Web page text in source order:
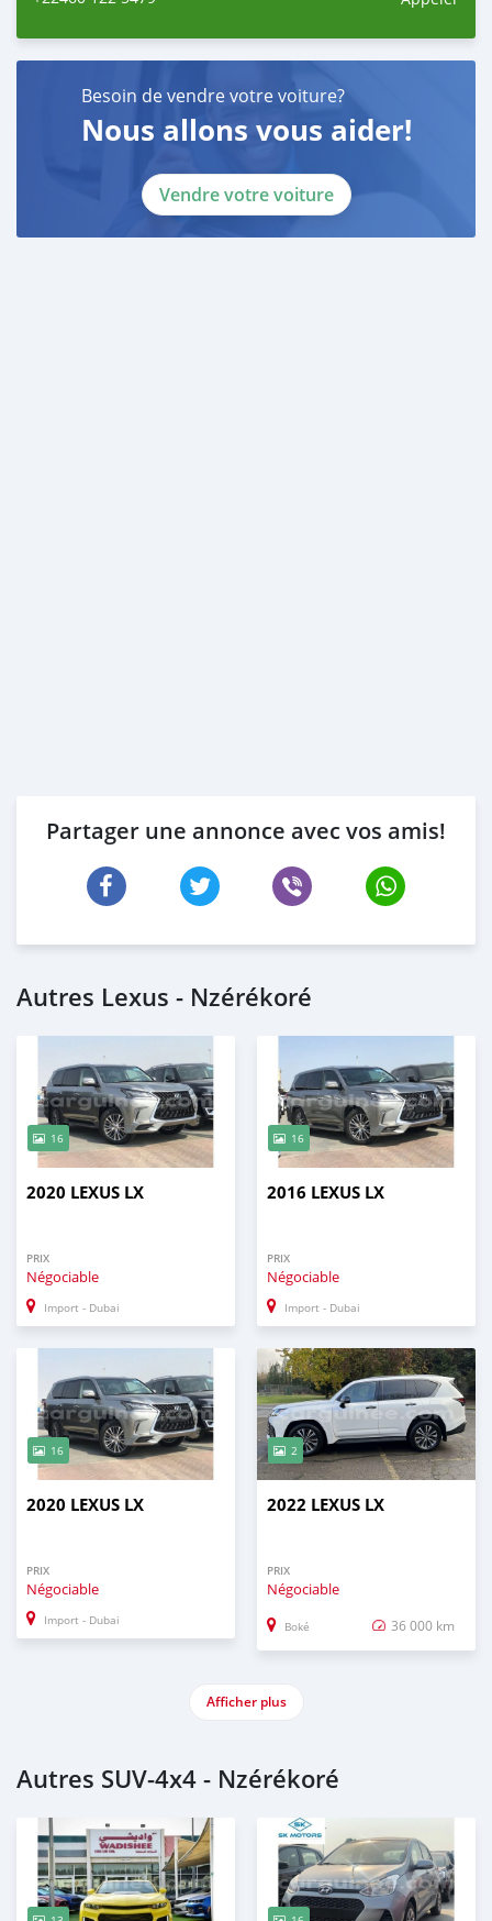
Besoin de vendre votre voiture?
Nous allons vous aider!
Vendre votre voiture
Partager une annonce avec vos amis!
Autres Lexus - Nzérékoré
16
2020 LEXUS LX
PRIX
Négociable
Import - Dubai
16
2016 LEXUS LX
PRIX
Négociable
Import - Dubai
16
2020 LEXUS LX
PRIX
Négociable
Import - Dubai
2
2022 LEXUS LX
PRIX
Négociable
Boké 36 000 km
Afficher plus
Autres SUV‒4x4 - Nzérékoré